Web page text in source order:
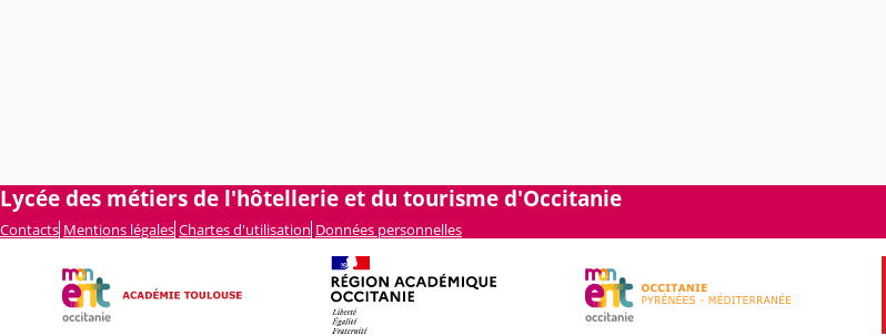
Lycée des métiers de l'hôtellerie et du tourisme d'Occitanie
Contacts Mentions légales Chartes d'utilisation Données personnelles